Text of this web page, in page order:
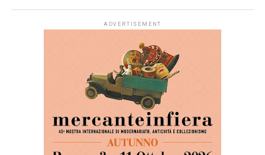
ADVERTISEMENT